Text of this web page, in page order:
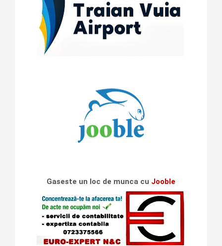
Gaseste un loc de munca cu Jooble